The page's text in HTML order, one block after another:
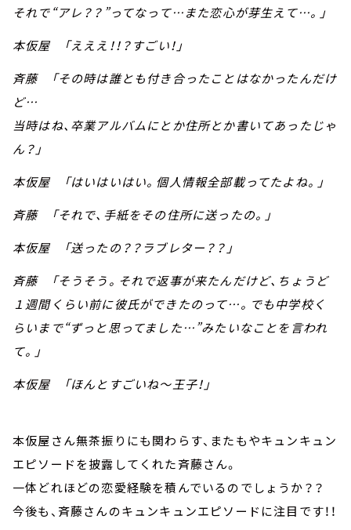
それで“アレ？？”ってなって…また恋心が芽生えて…。」
本仮屋 「えええ！！？すごい！」
斉藤 「その時は誰とも付き合ったことはなかったんだけ
ど…
当時はね、卒業アルバムにとか住所とか書いてあったじゃ
ん？」
本仮屋 「はいはいはい。個人情報全部載ってたよね。」
斉藤 「それで、手紙をその住所に送ったの。」
本仮屋 「送ったの？？ラブレター？？」
斉藤 「そうそう。それで返事が来たんだけど、ちょうど
１週間くらい前に彼氏ができたのって…。でも中学校く
らいまで“ずっと思ってました…”みたいなことを言われ
て。」
本仮屋 「ほんとすごいね～王子！」
本仮屋さん無茶振りにも関わらす、またもやキュンキュン
エピソードを披露してくれた斉藤さん。
一体どれほどの恋愛経験を積んでいるのでしょうか？？
今後も、斉藤さんのキュンキュンエピソードに注目です！！